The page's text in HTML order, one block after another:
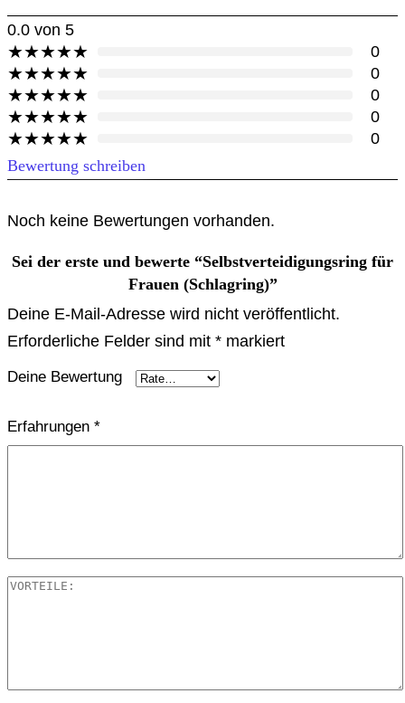
0.0 von 5
★★★★★ 0
★★★★★ 0
★★★★★ 0
★★★★★ 0
★★★★★
0
Bewertung schreiben
Noch keine Bewertungen vorhanden.
Sei der erste und bewerte “Selbstverteidigungsring für
Frauen (Schlagring)”
Deine E-Mail-Adresse wird nicht veröffentlicht.
Erforderliche Felder sind mit * markiert
Deine Bewertung
Erfahrungen *